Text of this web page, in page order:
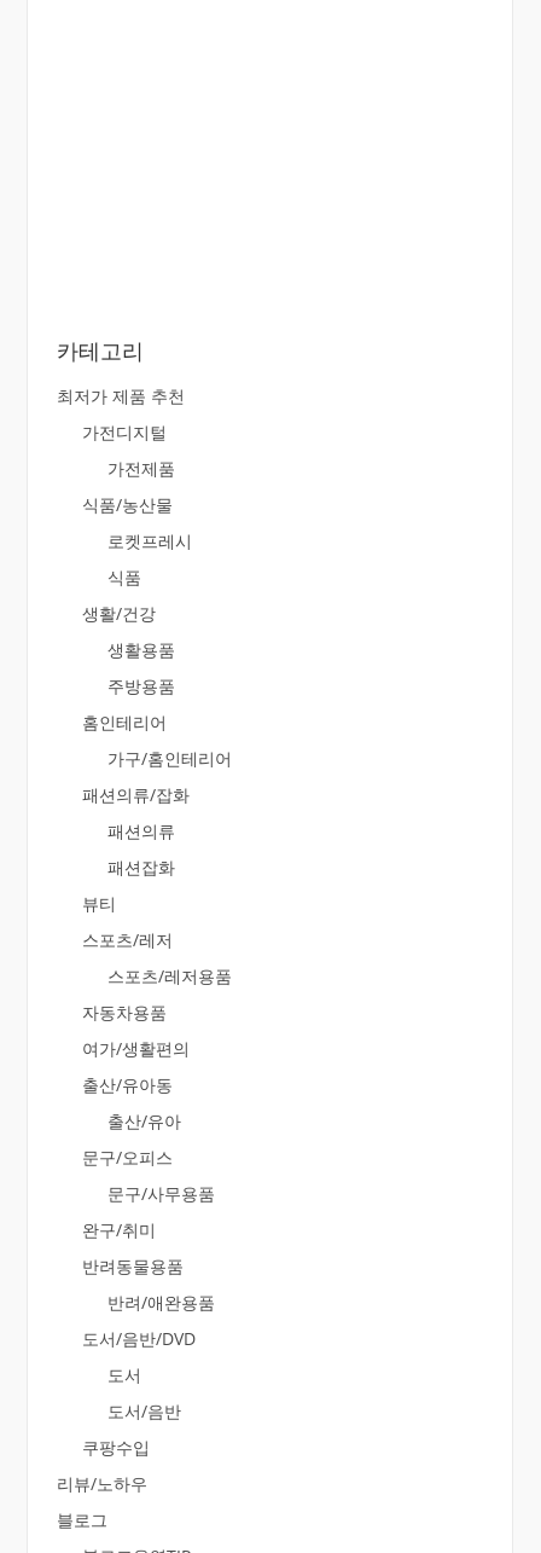
카테고리
최저가 제품 추천
가전디지털
가전제품
식품/농산물
로켓프레시
식품
생활/건강
생활용품
주방용품
홈인테리어
가구/홈인테리어
패션의류/잡화
패션의류
패션잡화
뷰티
스포츠/레저
스포츠/레저용품
자동차용품
여가/생활편의
출산/유아동
출산/유아
문구/오피스
문구/사무용품
완구/취미
반려동물용품
반려/애완용품
도서/음반/DVD
도서
도서/음반
쿠팡수입
리뷰/노하우
블로그